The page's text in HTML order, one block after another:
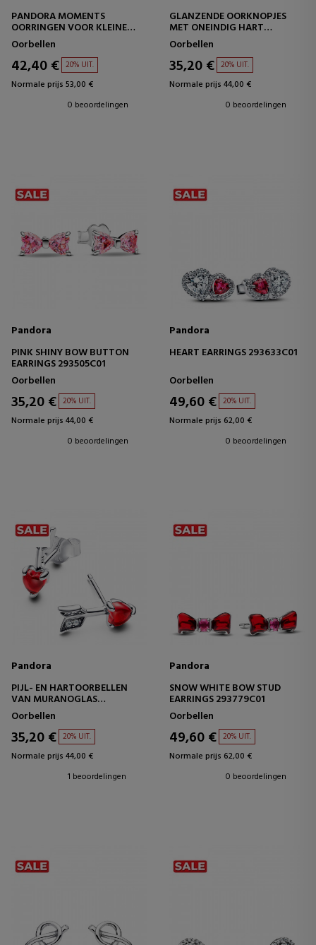
PANDORA MOMENTS
OORRINGEN VOOR KLEINE
BEDEL 262728C00
Oorbellen
42,40 € 20% UIT.
Normale prijs 53,00 €
0 beoordelingen
GLANZENDE OORKNOPJES
MET ONEINDIG HART
292667C01
Oorbellen
35,20 € 20% UIT.
Normale prijs 44,00 €
0 beoordelingen
Pandora
PINK SHINY BOW BUTTON
EARRINGS 293505C01
Oorbellen
35,20 € 20% UIT.
Normale prijs 44,00 €
0 beoordelingen
Pandora
HEART EARRINGS 293633C01
Oorbellen
49,60 € 20% UIT.
Normale prijs 62,00 €
0 beoordelingen
Pandora
PIJL- EN HARTOORBELLEN
VAN MURANOGLAS
293668C01
Oorbellen
35,20 € 20% UIT.
Normale prijs 44,00 €
1 beoordelingen
Pandora
SNOW WHITE BOW STUD
EARRINGS 293779C01
Oorbellen
49,60 € 20% UIT.
Normale prijs 62,00 €
0 beoordelingen